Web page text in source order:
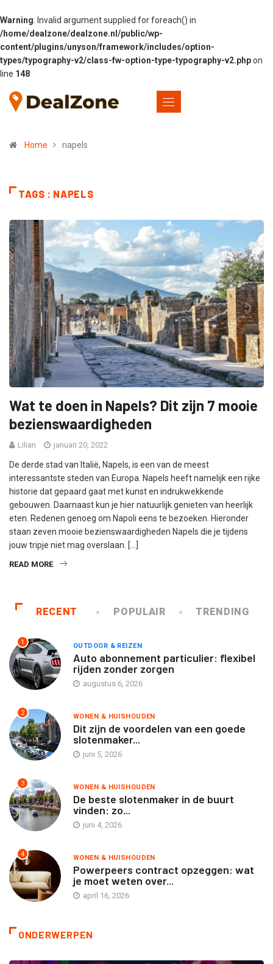
Warning: Invalid argument supplied for foreach() in
/home/dealzone/dealzone.nl/public/wp-
content/plugins/unyson/framework/includes/option-
types/typography-v2/class-fw-option-type-typography-v2.phpon
line 148
Home napels
TAGS : NAPELS
Wat te doen in Napels? Dit zijn 7 mooie
bezienswaardigheden
Lilian januari 20, 2022
De derde stad van Italië, Napels, is een van de meest
interessantste steden van Europa. Napels heeft namelijk een rijke
historie dat gepaard gaat met kunst en indrukwekkende
gebouwen. Daarnaast kun je hier natuurlijk genieten van heerlijk
eten. Redenen genoeg om Napoli eens te bezoeken. Hieronder
staan zeven mooie bezienswaardigheden Napels die je tijdens
jouw tripje niet mag overslaan. […]
READ MORE
RECENT POPULAIR TRENDING
1 OUTDOOR & REIZEN
Auto abonnement particulier: flexibel
rijden zonder zorgen
augustus 6, 2026
2 WONEN & HUISHOUDEN
Dit zijn de voordelen van een goede
slotenmaker...
juni 5, 2026
3 WONEN & HUISHOUDEN
De beste slotenmaker in de buurt
vinden: zo...
juni 4, 2026
4 WONEN & HUISHOUDEN
Powerpeers contract opzeggen: wat
je moet weten over...
april 16, 2026
ONDERWERPEN